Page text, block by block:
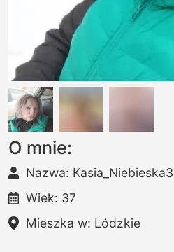
O mnie:
Nazwa:
Wiek: 37
Mieszka w: Lódzkie